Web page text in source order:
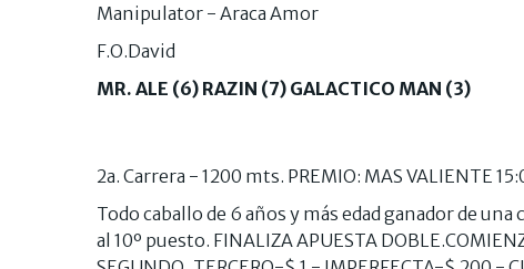
Manipulator - Araca Amor
F.O.David
MR. ALE (6) RAZIN (7) GALACTICO MAN (3)
2a. Carrera - 1200 mts. PREMIO: MAS VALIENTE
Todo caballo de 6 años y más edad ganador de
al 10º puesto. FINALIZA APUESTA